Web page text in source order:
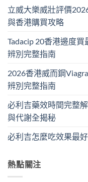
立威大樂威壯評價
與香港購買攻略
Tadacip 20香港邊度
辨別完整指南
2026香港威而鋼
辨別完整指南
必利吉藥效時間完整
與代謝全揭秘
必利吉怎麼吃效果最
熱點關注